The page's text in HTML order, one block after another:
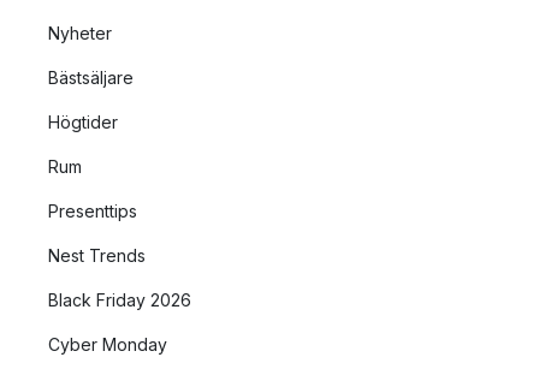
Nyheter
Bästsäljare
Högtider
Rum
Presenttips
Nest Trends
Black Friday 2026
Cyber Monday